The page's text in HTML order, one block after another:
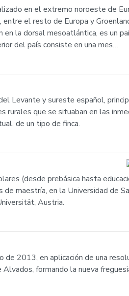
en el extremo noroeste de
el resto de Europa y
la dorsal mesoatlántica, es un
del país consiste en una mes…
Levante y sureste español,
rurales que se situaban en las
de un tipo de finca.
(desde prebásica hasta
maestría, en la Universidad de
Austria.
2013, en aplicación de una
formando la nueva